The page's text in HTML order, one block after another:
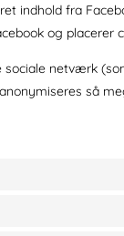
indhold fra
og
netværk
så